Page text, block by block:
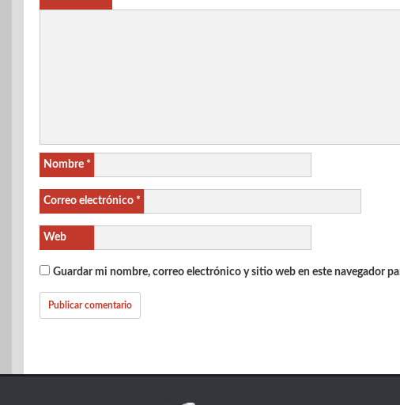
Nombre *
Correo electrónico *
Web
Guardar mi nombre, correo electrónico y sitio web en este navegador